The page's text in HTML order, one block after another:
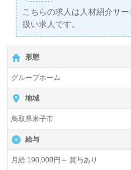
こちらの求人は人材紹介サ
扱い求人です。
詳細に関してお気軽にご相
【無料】で皆さんの転職活
形態
グループホーム
地域
鳥取県米子市
給与
月給 190,000円～ 賞与あり